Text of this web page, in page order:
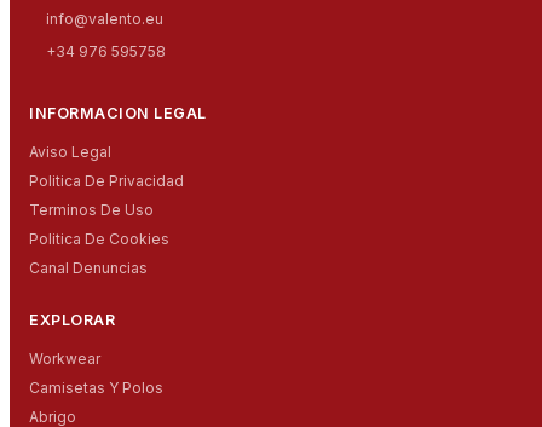
info@valento.eu
+34 976 595758
INFORMACION LEGAL
Aviso Legal
Politica De Privacidad
Terminos De Uso
Politica De Cookies
Canal Denuncias
EXPLORAR
Workwear
Camisetas Y Polos
Abrigo